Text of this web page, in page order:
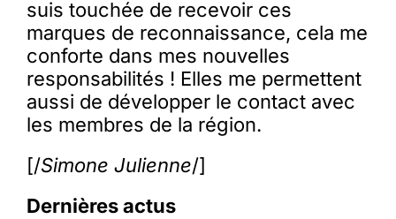
suis touchée de recevoir ces
marques de reconnaissance, cela me
conforte dans mes nouvelles
responsabilités ! Elles me permettent
aussi de développer le contact avec
les membres de la région.
[/Simone Julienne/]
Dernières actus